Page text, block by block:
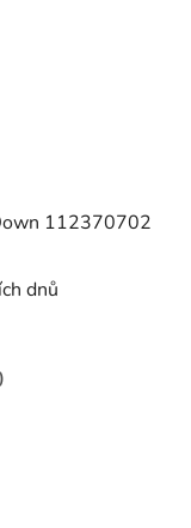
112370702
dnů